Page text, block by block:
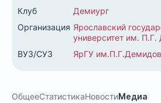
Клуб
Демиург
Организация Ярославский
университет им.
ВУЗ/СУЗ
ЯрГУ
ОбщееСтатистикаНовостиМедиа